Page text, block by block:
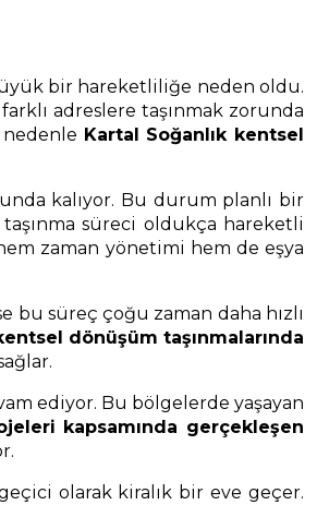
bir hareketliliğe neden oldu.
adreslere taşınmak zorunda
Kartal Soğanlık kentsel
kalıyor. Bu durum planlı bir
süreci oldukça hareketli
zaman yönetimi hem de eşya
bu süreç çoğu zaman daha hızlı
dönüşüm taşınmalarında
ediyor. Bu bölgelerde yaşayan
kapsamında gerçekleşen
olarak kiralık bir eve geçer.